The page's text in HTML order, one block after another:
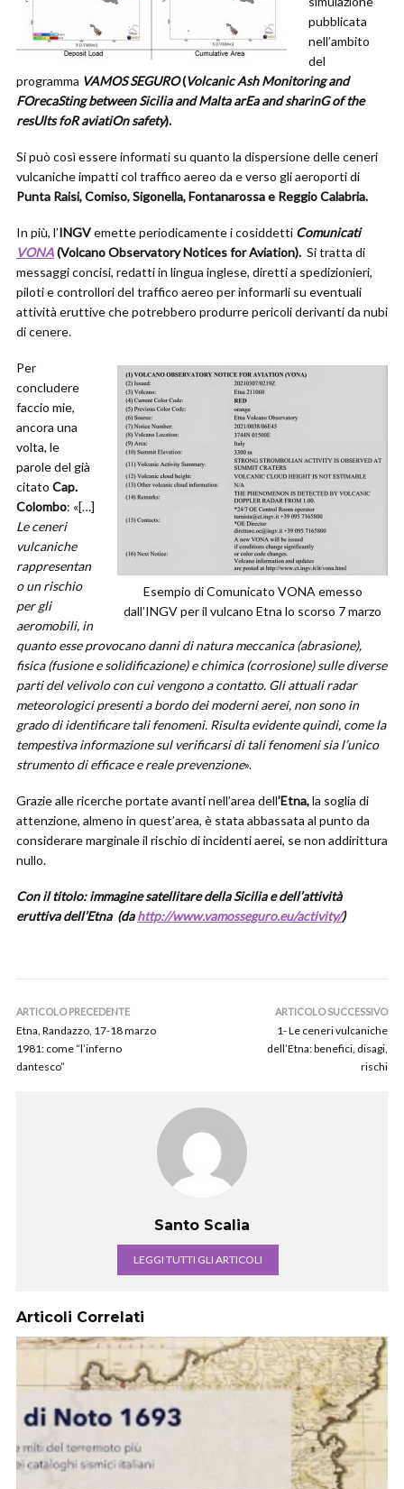
pubblicata
nell’ambito
del
programma VAMOS SEGURO(Volcanic Ash Monitoring and
FOrecaSting between Sicilia and Malta arEa and sharinG of the
resUlts foR aviatiOn safety).
Si può così essere informati su quanto la dispersione delle ceneri
vulcaniche impatti col traffico aereo da e verso gli aeroporti di
Punta Raisi, Comiso, Sigonella, Fontanarossa e Reggio Calabria.
In più, l’INGVemette periodicamente i cosiddetti Comunicati
VONA(Volcano ObservatoryNotices for Aviation). Si tratta di
messaggi concisi, redatti in lingua inglese, diretti a spedizionieri,
piloti e controllori del traffico aereo per informarli su eventuali
attività eruttive che potrebbero produrre pericoli derivanti da nubi
di cenere.
Esempio di Comunicato VONA emesso
dall’INGV per il vulcano Etna lo scorso 7 marzo
Per
concludere
faccio mie,
ancora una
volta, le
parole del già
citato Cap.
Colombo: «[…]
Le ceneri
vulcaniche
rappresentan
o un rischio
per gli
aeromobili, in
quanto esse provocano danni di natura meccanica (abrasione),
fisica (fusione e solidificazione) e chimica (corrosione) sulle diverse
parti del velivolo con cui vengono a contatto. Gli attuali radar
meteorologici presenti a bordo dei moderni aerei, non sono in
grado di identificare tali fenomeni. Risulta evidente quindi, come la
tempestiva informazione sul verificarsi di tali fenomeni sia l’unico
strumento di efficace e reale prevenzione».
Grazie alle ricerche portate avanti nell’area dell’Etna,la soglia di
attenzione, almeno in quest’area, è stata abbassata al punto da
considerare marginale il rischio di incidenti aerei, se non addirittura
nullo.
Con il titolo: immagine satellitare della Sicilia e dell’attività
eruttiva dell’Etna (dahttp://www.vamosseguro.eu/activity/)
ARTICOLO PRECEDENTE
Etna, Randazzo, 17-18 marzo
1981: come “l’inferno
dantesco”
ARTICOLO SUCCESSIVO
1- Le ceneri vulcaniche
dell’Etna: benefici, disagi,
rischi
Santo Scalia
LEGGI TUTTI GLI ARTICOLI
Articoli Correlati